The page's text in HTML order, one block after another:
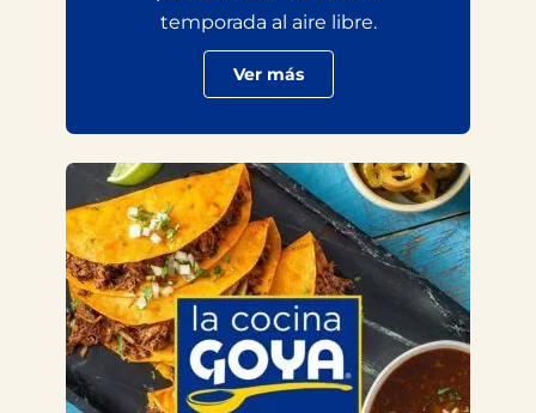
temporada al aire libre.
Ver más